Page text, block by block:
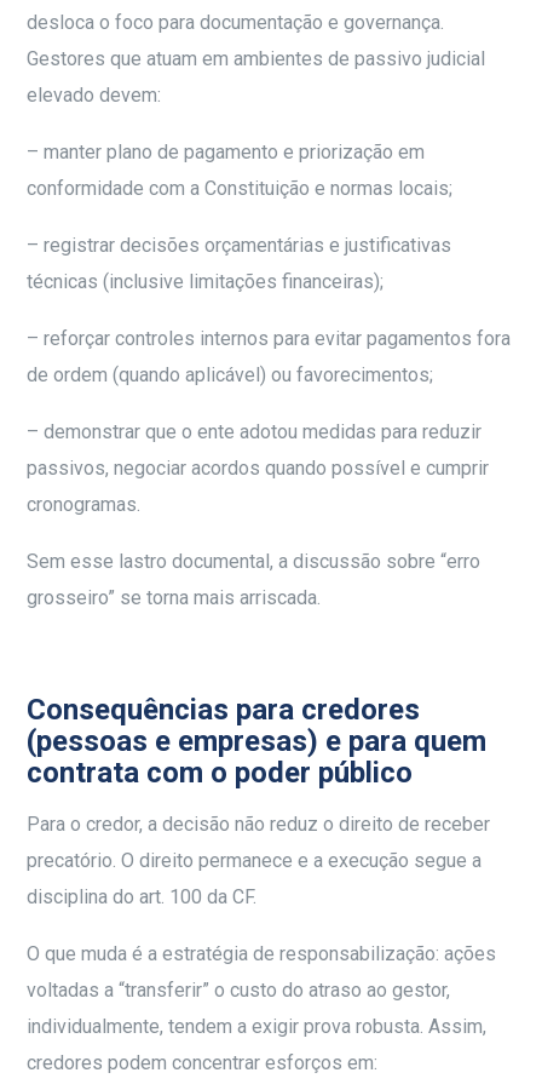
desloca o foco para documentação e governança.
Gestores que atuam em ambientes de passivo judicial
elevado devem:
– manter plano de pagamento e priorização em
conformidade com a Constituição e normas locais;
– registrar decisões orçamentárias e justificativas
técnicas (inclusive limitações financeiras);
– reforçar controles internos para evitar pagamentos fora
de ordem (quando aplicável) ou favorecimentos;
– demonstrar que o ente adotou medidas para reduzir
passivos, negociar acordos quando possível e cumprir
cronogramas.
Sem esse lastro documental, a discussão sobre “erro
grosseiro” se torna mais arriscada.
Consequências para credores
(pessoas e empresas) e para quem
contrata com o poder público
Para o credor, a decisão não reduz o direito de receber
precatório. O direito permanece e a execução segue a
disciplina do art. 100 da CF.
O que muda é a estratégia de responsabilização: ações
voltadas a “transferir” o custo do atraso ao gestor,
individualmente, tendem a exigir prova robusta. Assim,
credores podem concentrar esforços em: